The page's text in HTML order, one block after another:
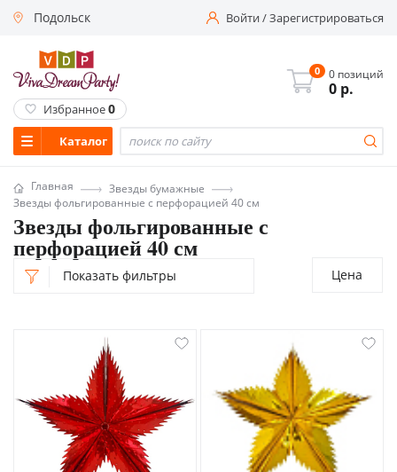
Подольск Войти/Зарегистрироваться
Каталог
0 0 позиций
0 р.
Избранное0
Главная
Звезды бумажные
Звезды фольгированные с перфорацией 40 см
Звезды фольгированные с
перфорацией 40 см
Показать фильтры Цена